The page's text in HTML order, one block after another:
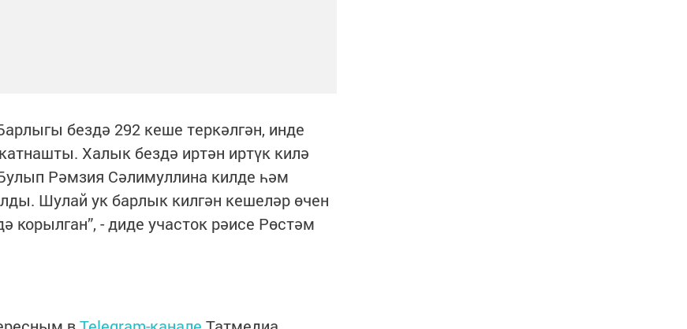
бездә 292 кеше теркәлгән, инде
Халык бездә иртән иртүк килә
Рәмзия Сәлимуллина килде һәм
Шулай ук барлык килгән кешеләр өчен
корылган”, - диде участок рәисе Рөстәм